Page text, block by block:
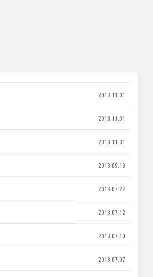
2013.11.01
2013.11.01
2013.11.01
2013.09.13
2013.07.22
2013.07.12
2013.07.10
2013.07.07